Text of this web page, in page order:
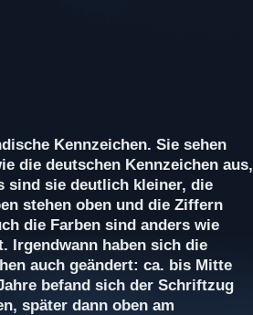
Kennzeichen. Sie sehen
die deutschen Kennzeichen aus,
sind sie deutlich kleiner, die
stehen oben und die Ziffern
die Farben sind anders wie
Irgendwann haben sich die
auch geändert: ca. bis Mitte
befand sich der Schriftzug
später dann oben am